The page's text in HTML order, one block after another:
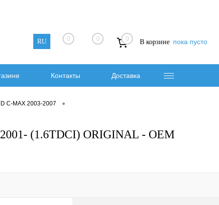
RU 0 0 0 В корзине пока пусто
Контакты Доставка
C-MAX 2003-2007 •
(1.6TDCI) ORIGINAL - OEM